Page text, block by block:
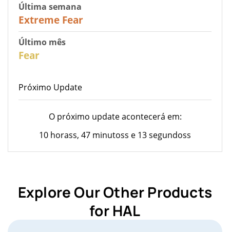
Última semana
Extreme Fear
Último mês
Fear
Próximo Update
O próximo update acontecerá em:
10 horass, 47 minutoss e 13 segundoss
Explore Our Other Products
for HAL